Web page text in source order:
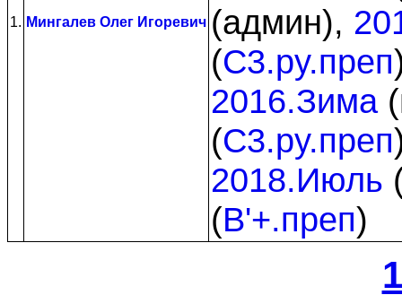
1. Мингалев Олег Игоревич (админ),
(C3.py.преп
2016.Зима
(C3.py.преп
2018.Июль
(B'+.преп)